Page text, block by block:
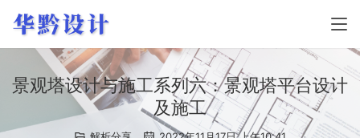
景观塔设计与施工系列六：景观塔平台设计
及施工